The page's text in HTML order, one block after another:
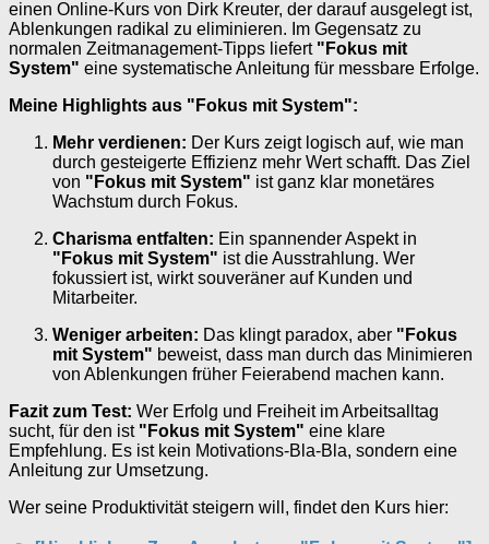
einen Online-Kurs von Dirk Kreuter, der darauf ausgelegt ist,
Ablenkungen radikal zu eliminieren. Im Gegensatz zu
normalen Zeitmanagement-Tipps liefert "Fokus mit
System" eine systematische Anleitung für messbare Erfolge.
Meine Highlights aus "Fokus mit System":
Mehr verdienen: Der Kurs zeigt logisch auf, wie man
durch gesteigerte Effizienz mehr Wert schafft. Das Ziel
von "Fokus mit System" ist ganz klar monetäres
Wachstum durch Fokus.
Charisma entfalten: Ein spannender Aspekt in
"Fokus mit System" ist die Ausstrahlung. Wer
fokussiert ist, wirkt souveräner auf Kunden und
Mitarbeiter.
Weniger arbeiten: Das klingt paradox, aber "Fokus
mit System" beweist, dass man durch das Minimieren
von Ablenkungen früher Feierabend machen kann.
Fazit zum Test: Wer Erfolg und Freiheit im Arbeitsalltag
sucht, für den ist "Fokus mit System" eine klare
Empfehlung. Es ist kein Motivations-Bla-Bla, sondern eine
Anleitung zur Umsetzung.
Wer seine Produktivität steigern will, findet den Kurs hier: